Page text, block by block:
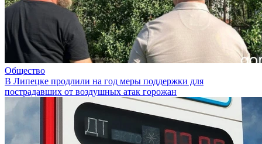
Общество
В Липецке продлили на год меры поддержки для
пострадавших от воздушных атак горожан